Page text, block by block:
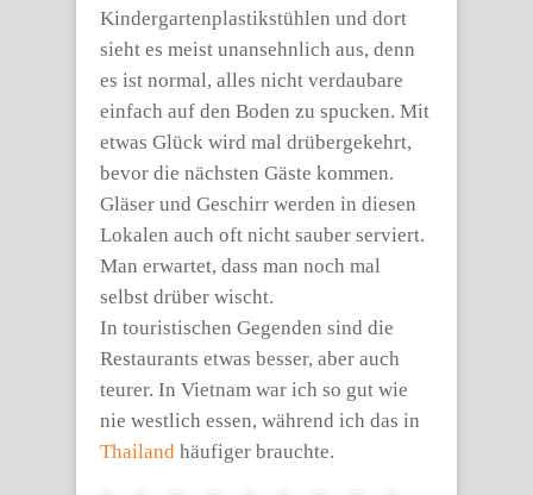
Kindergartenplastikstühlen und dort
sieht es meist unansehnlich aus, denn
es ist normal, alles nicht verdaubare
einfach auf den Boden zu spucken. Mit
etwas Glück wird mal drübergekehrt,
bevor die nächsten Gäste kommen.
Gläser und Geschirr werden in diesen
Lokalen auch oft nicht sauber serviert.
Man erwartet, dass man noch mal
selbst drüber wischt.
In touristischen Gegenden sind die
Restaurants etwas besser, aber auch
teurer. In Vietnam war ich so gut wie
nie westlich essen, während ich das in
Thailand häufiger brauchte.